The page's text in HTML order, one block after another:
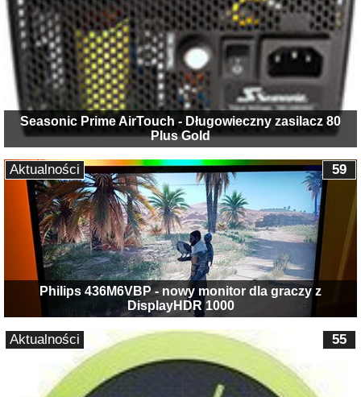
Seasonic Prime AirTouch - Długowieczny zasilacz 80
Plus Gold
Philips 436M6VBP - nowy monitor dla graczy z
DisplayHDR 1000
59
Aktualności
55
Aktualności